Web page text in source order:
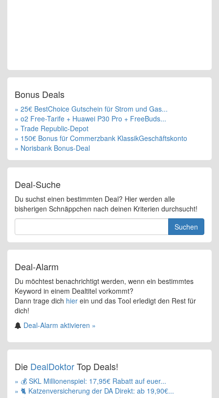
Bonus Deals
» 25€ BestChoice Gutschein für Strom und Gas...
» o2 Free-Tarife + Huawei P30 Pro + FreeBuds...
» Trade Republic-Depot
» 150€ Bonus für Commerzbank KlassikGeschäftskonto
» Norisbank Bonus-Deal
Deal-Suche
Du suchst einen bestimmten Deal? Hier werden alle
bisherigen Schnäppchen nach deinen Kriterien durchsucht!
Suchen
Deal-Alarm
Du möchtest benachrichtigt werden, wenn ein bestimmtes
Keyword in einem Dealtitel vorkommt?
Dann trage dich hier ein und das Tool erledigt den Rest für
dich!
Deal-Alarm aktivieren »
Die DealDoktorTop Deals!
» 💰 SKL Millionenspiel: 17,95€ Rabatt auf euer...
» 🐈 Katzenversicherung der DA Direkt: ab 19,90€...